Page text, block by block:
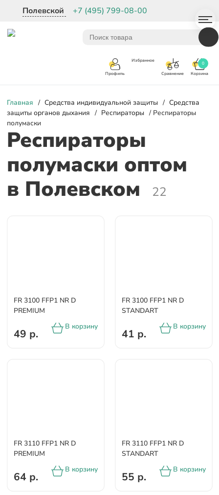
Полевской +7 (495) 799-08-00
Профиль
Избранное
Сравнение Корзина
0
Главная / Средства индивидуальной защиты / Средства
защиты органов дыхания / Респираторы / Респираторы
полумаски
Респираторы
полумаски оптом
в Полевском
22
FR 3100 FFP1 NR D
PREMIUM
49 р.
В корзину
FR 3100 FFP1 NR D
STANDART
41 р.
В корзину
FR 3110 FFP1 NR D
PREMIUM
64 р.
В корзину
FR 3110 FFP1 NR D
STANDART
55 р.
В корзину